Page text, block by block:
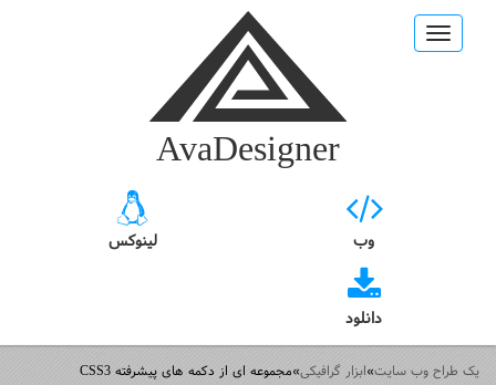
Toggle
navigation
AvaDesigner
وب لینوکس
دانلود
یک طراح وب سایت»ابزار گرافیکی»مجموعه ای از دکمه های پیشرفته CSS3